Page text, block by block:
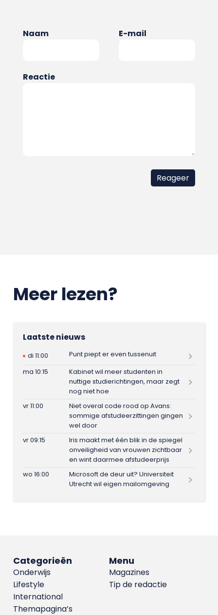
Naam E-mail
Reactie
Meer lezen?
Laatste nieuws
di 11:00
Punt piept er even tussenuit
ma 10:15
Kabinet wil meer studenten in
nuttige studierichtingen, maar zegt
nog niet hoe
vr 11:00
Niet overal code rood op Avans:
sommige afstudeerzittingen gingen
wel door
vr 09:15
Iris maakt met één blik in de spiegel
onveiligheid van vrouwen zichtbaar
en wint daarmee afstudeerprijs
wo 16:00
Microsoft de deur uit? Universiteit
Utrecht wil eigen mailomgeving
Menu
Magazines
Tip de redactie
Categorieën
Onderwijs
Lifestyle
International
Themapagina’s